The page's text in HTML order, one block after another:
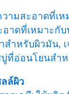
มสะอาดที่เห
ดที่เหมาะกับ
ำหรับผิวมัน,
ที่อ่อนโยนสำ
ล์ผิว